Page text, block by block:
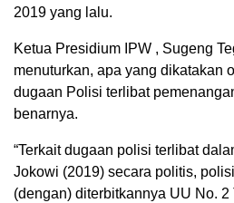
2019 yang lalu.
Ketua Presidium IPW , Sugeng
menuturkan, apa yang dikatakan
dugaan Polisi terlibat
benarnya.
“Terkait dugaan polisi terlibat
Jokowi (2019) secara politis,
(dengan) diterbitkannya UU No. 2